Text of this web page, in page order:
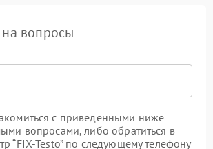
на вопросы
с приведенными ниже
вопросами, либо обратиться в
“FIX-Testo” по следующему телефону